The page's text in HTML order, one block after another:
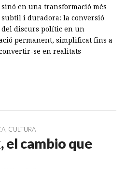
sinó en una transformació més
subtil i duradora: la conversió
del discurs polític en un
permanent, simplificat fins a
se en realitats
CULTURA
el cambio que